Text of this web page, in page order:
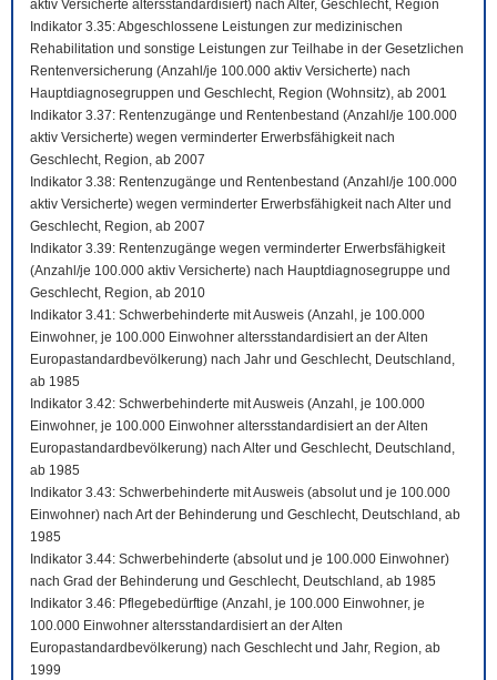
aktiv Versicherte altersstandardisiert) nach Alter, Geschlecht, Region
Indikator 3.35: Abgeschlossene Leistungen zur medizinischen
Rehabilitation und sonstige Leistungen zur Teilhabe in der Gesetzlichen
Rentenversicherung (Anzahl/je 100.000 aktiv Versicherte) nach
Hauptdiagnosegruppen und Geschlecht, Region (Wohnsitz), ab 2001
Indikator 3.37: Rentenzugänge und Rentenbestand (Anzahl/je 100.000
aktiv Versicherte) wegen verminderter Erwerbsfähigkeit nach
Geschlecht, Region, ab 2007
Indikator 3.38: Rentenzugänge und Rentenbestand (Anzahl/je 100.000
aktiv Versicherte) wegen verminderter Erwerbsfähigkeit nach Alter und
Geschlecht, Region, ab 2007
Indikator 3.39: Rentenzugänge wegen verminderter Erwerbsfähigkeit
(Anzahl/je 100.000 aktiv Versicherte) nach Hauptdiagnosegruppe und
Geschlecht, Region, ab 2010
Indikator 3.41: Schwerbehinderte mit Ausweis (Anzahl, je 100.000
Einwohner, je 100.000 Einwohner altersstandardisiert an der Alten
Europastandardbevölkerung) nach Jahr und Geschlecht, Deutschland,
ab 1985
Indikator 3.42: Schwerbehinderte mit Ausweis (Anzahl, je 100.000
Einwohner, je 100.000 Einwohner altersstandardisiert an der Alten
Europastandardbevölkerung) nach Alter und Geschlecht, Deutschland,
ab 1985
Indikator 3.43: Schwerbehinderte mit Ausweis (absolut und je 100.000
Einwohner) nach Art der Behinderung und Geschlecht, Deutschland, ab
1985
Indikator 3.44: Schwerbehinderte (absolut und je 100.000 Einwohner)
nach Grad der Behinderung und Geschlecht, Deutschland, ab 1985
Indikator 3.46: Pflegebedürftige (Anzahl, je 100.000 Einwohner, je
100.000 Einwohner altersstandardisiert an der Alten
Europastandardbevölkerung) nach Geschlecht und Jahr, Region, ab
1999